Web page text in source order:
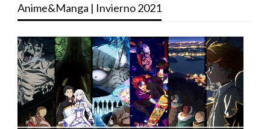
Anime&Manga | Invierno 2021